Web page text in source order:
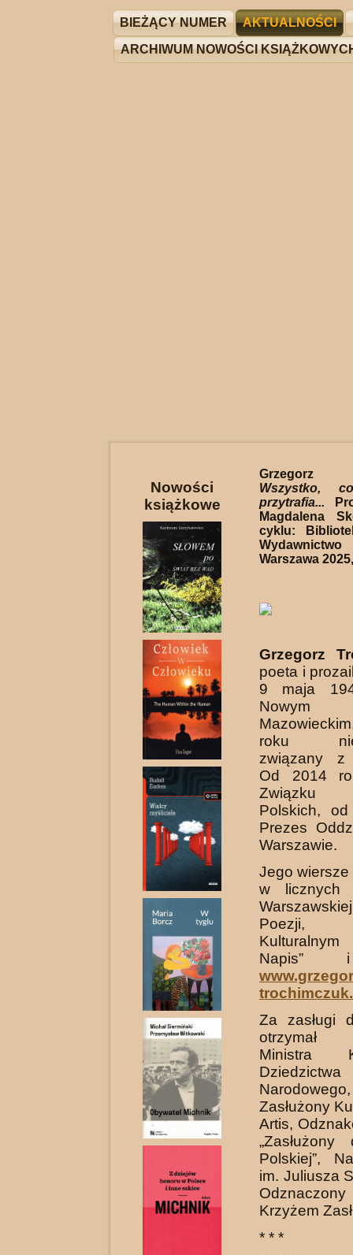
BIEŻĄCY NUMER AKTUALNOŚCI
ARCHIWUM NOWOŚCI
Nowości
książkowe
Grzegorz
Wszystko,
przytrafia...
Magdalena
cyklu:
Warszawa
Grzegorz
poeta i
9 maja
Nowym
roku
związany z
Od 2014
Związku
Polskich,
Prezes
Warszawie.
Jego
w licznych
Poezji,
Napis”
Za zasługi
otrzymał
Ministra
Dziedzictwa
Zasłużony
Artis,
Polskiej”,
im. Juliusza
Krzyżem
* * *